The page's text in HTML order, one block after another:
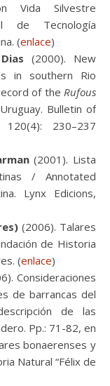
Vida Silvestre
de Tecnología
(enlace)
(2000). New
in southern Rio
of the Rufous
Bulletin of
230–237
(2001). Lista
/ Annotated
Lynx Edicions,
(2006). Talares
de Historia
(enlace)
Consideraciones
de barrancas del
de las
Pp.: 71-82, en
bonaerenses y
Natural “Félix de